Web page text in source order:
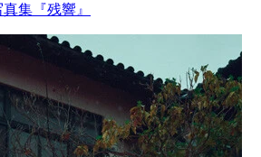
集『残響』